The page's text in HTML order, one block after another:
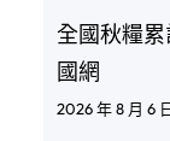
全國秋糧
國網
2026 年 8 月 6